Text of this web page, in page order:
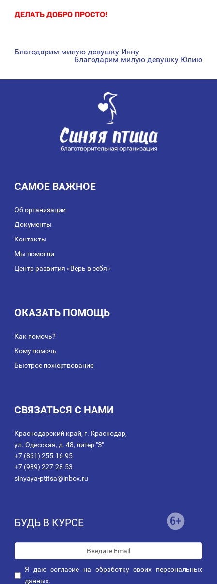
ДЕЛАТЬ ДОБРО ПРОСТО!
НАВИГАЦИЯ
Благодарим милую девушку Инну
Благодарим милую девушку Юлию
САМОЕ ВАЖНОЕ
Об организации
Документы
Контакты
Мы помогли
Центр развития «Верь в себя»
ОКАЗАТЬ ПОМОЩЬ
Как помочь?
Кому помочь
Быстрое пожертвование
СВЯЗАТЬСЯ С НАМИ
Краснодарский край, г. Краснодар,
ул. Одесская, д. 48, литер "З"
+7 (861) 255-16-95
+7 (989) 227-28-53
sinyaya-ptitsa@inbox.ru
БУДЬ В КУРСЕ
Я даюсогласие на обработку своих персональных
данных.